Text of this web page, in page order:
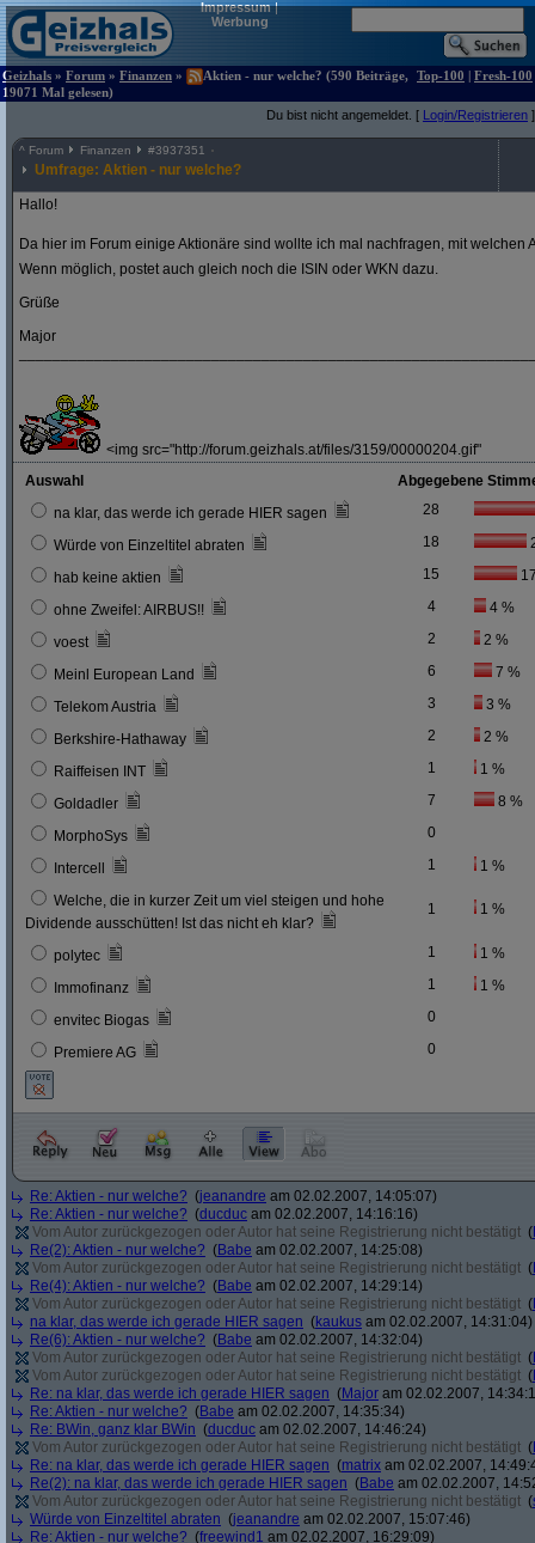
Impressum|
Werbung
Geizhals » Forum » Finanzen »
Aktien - nur welche? (590 Beiträge,
19071 Mal gelesen)
Top-100 | Fresh-100
Du bist nicht angemeldet. [ Login/Registrieren ]
^ Forum Finanzen #3937351
Umfrage: Aktien - nur welche?
Hallo!
Da hier im Forum einige Aktionäre sind wollte ich mal nachfragen, mit welchen
Wenn möglich, postet auch gleich noch die ISIN oder WKN dazu.
Grüße
Major
<img src="http://forum.geizhals.at/files/3159/00000204.gif"
Auswahl
Abgegebene
na klar, das werde ich gerade HIER sagen
28
Würde von Einzeltitel abraten 18
hab keine aktien 15
ohne Zweifel: AIRBUS!! 4 4 %
voest 2 2 %
Meinl European Land 6 7 %
Telekom Austria 3 3 %
Berkshire-Hathaway 2 2 %
Raiffeisen INT 1 1 %
Goldadler 7 8 %
MorphoSys 0
Intercell 1 1 %
Welche, die in kurzer Zeit um viel steigen und hohe
Dividende ausschütten! Ist das nicht eh klar?
1 1 %
polytec 1 1 %
Immofinanz 1 1 %
envitec Biogas 0
Premiere AG 0
Re: Aktien - nur welche? (jeanandre am 02.02.2007, 14:05:07)
Re: Aktien - nur welche? (ducduc am 02.02.2007, 14:16:16)
Vom Autor zurückgezogen oder Autor hat seine Registrierung nicht bestätigt (
Re(2): Aktien - nur welche? (Babe am 02.02.2007, 14:25:08)
Vom Autor zurückgezogen oder Autor hat seine Registrierung nicht bestätigt (
Re(4): Aktien - nur welche? (Babe am 02.02.2007, 14:29:14)
Vom Autor zurückgezogen oder Autor hat seine Registrierung nicht bestätigt (
na klar, das werde ich gerade HIER sagen (kaukus am 02.02.2007, 14:31:04)
Re(6): Aktien - nur welche? (Babe am 02.02.2007, 14:32:04)
Vom Autor zurückgezogen oder Autor hat seine Registrierung nicht bestätigt (
Vom Autor zurückgezogen oder Autor hat seine Registrierung nicht bestätigt (
Re: na klar, das werde ich gerade HIER sagen (Major am 02.02.2007,
Re: Aktien - nur welche? (Babe am 02.02.2007, 14:35:34)
Re: BWin, ganz klar BWin (ducduc am 02.02.2007, 14:46:24)
Vom Autor zurückgezogen oder Autor hat seine Registrierung nicht bestätigt (
Re: na klar, das werde ich gerade HIER sagen (matrix am 02.02.2007,
Re(2): na klar, das werde ich gerade HIER sagen (Babe am 02.02.2007,
Vom Autor zurückgezogen oder Autor hat seine Registrierung nicht bestätigt (
Würde von Einzeltitel abraten (jeanandre am 02.02.2007, 15:07:46)
Re: Aktien - nur welche? (freewind1 am 02.02.2007, 16:29:09)